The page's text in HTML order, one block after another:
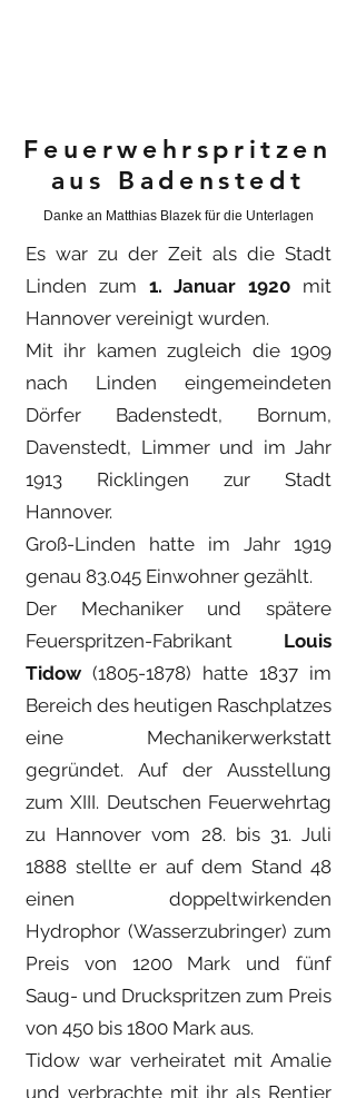
Feuerwehrspritzen
aus Badenstedt
Danke an Matthias Blazek für die Unterlagen
Es war zu der Zeit als die Stadt
Linden zum 1. Januar 1920 mit
Hannover vereinigt wurden.
Mit ihr kamen zugleich die 1909
nach Linden eingemeindeten
Dörfer Badenstedt, Bornum,
Davenstedt, Limmer und im Jahr
1913 Ricklingen zur Stadt
Hannover.
Groß-Linden hatte im Jahr 1919
genau 83.045 Einwohner gezählt.
Der Mechaniker und spätere
Feuerspritzen-Fabrikant Louis
Tidow (1805-1878) hatte 1837 im
Bereich des heutigen Raschplatzes
eine Mechanikerwerkstatt
gegründet. Auf der Ausstellung
zum XIII. Deutschen Feuerwehrtag
zu Hannover vom 28. bis 31. Juli
1888 stellte er auf dem Stand 48
einen doppeltwirkenden
Hydrophor (Wasserzubringer) zum
Preis von 1200 Mark und fünf
Saug- und Druckspritzen zum Preis
von 450 bis 1800 Mark aus.
Tidow war verheiratet mit Amalie
und verbrachte mit ihr als Rentier